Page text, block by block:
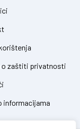
o zaštiti privatnosti
informacijama